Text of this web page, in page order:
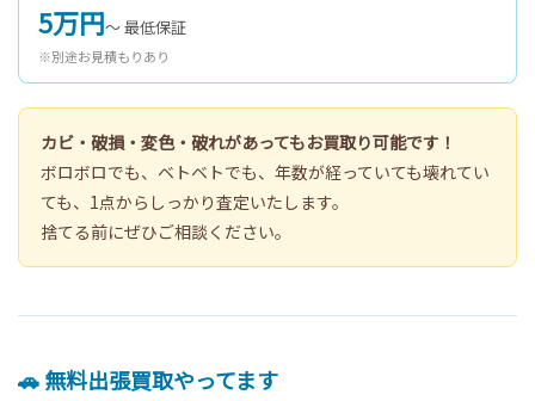
5万円〜 最低保証
※別途お見積もりあり
カビ・破損・変色・破れがあってもお買取り可能です！
ボロボロでも、ベトベトでも、年数が経っていても壊れてい
ても、1点からしっかり査定いたします。
捨てる前にぜひご相談ください。
🚗 無料出張買取やってます